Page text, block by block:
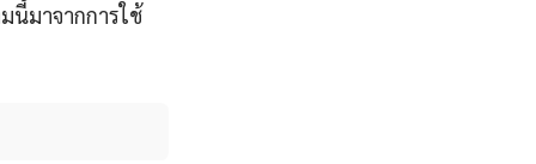
นี้มาจากการใช้